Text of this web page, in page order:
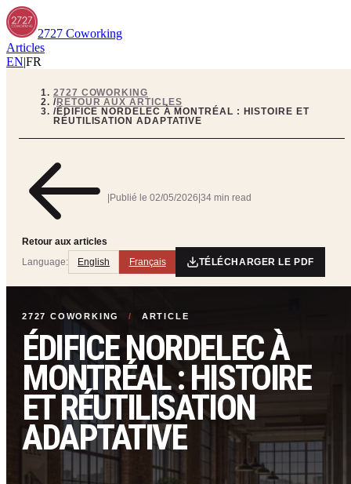
2727 Coworking
Articles
EN|FR
2727 COWORKING
/RETOUR AUX ARTICLES
/ÉDIFICE NORDELEC À MONTRÉAL : HISTOIRE ET
RÉUTILISATION ADAPTATIVE
Retour aux articles
Publié le 02/05/2026 34 min read
Language: English Français TÉLÉCHARGER LE PDF
2727 COWORKING / ARTICLE
ÉDIFICE NORDELEC À
MONTRÉAL : HISTOIRE
ET RÉUTILISATION
ADAPTATIVE